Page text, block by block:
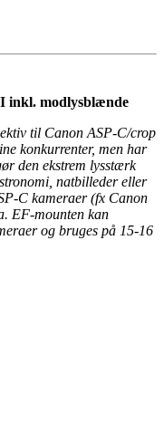
inkl. modlysblænde
til Canon ASP-C/crop
konkurrenter, men har
den ekstrem lysstærk
natbilleder eller
C kameraer (fx Canon
EF-mounten kan
og bruges på 15-16